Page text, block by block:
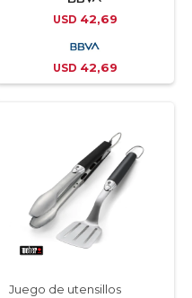
USD 42,69
USD 42,69
Juego de utensillos